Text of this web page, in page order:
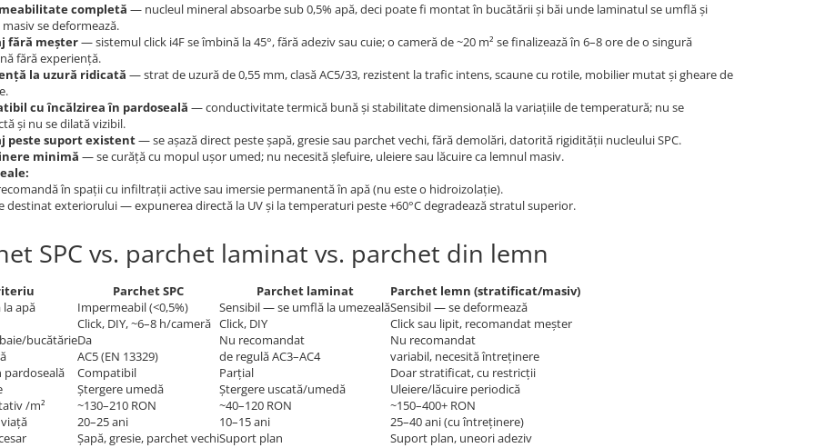
completă — nucleul mineral absoarbe sub 0,5% apă, deci poate fi montat în bucătării și băi unde laminatul se umflă și
se deformează.
fără meșter— sistemul click i4F se îmbină la 45°, fără adeziv sau cuie; o cameră de ~20 m² se finalizează în 6–8 ore de o singură
fără experiență.
la uzură ridicată — strat de uzură de 0,55 mm, clasă AC5/33, rezistent la trafic intens, scaune cu rotile, mobilier mutat și gheare de
cu încălzirea în pardoseală — conductivitate termică bună și stabilitate dimensională la variațiile de temperatură; nu se
și nu se dilată vizibil.
peste suport existent— se așază direct peste șapă, gresie sau parchet vechi, fără demolări, datorită rigidității nucleului SPC.
minimă — se curăță cu mopul ușor umed; nu necesită șlefuire, uleiere sau lăcuire ca lemnul masiv.
în spații cu infiltrații active sau imersie permanentă în apă (nu este o hidroizolație).
destinat exteriorului — expunerea directă la UV și la temperaturi peste +60°C degradează stratul superior.
SPC vs. parchet laminat vs. parchet din lemn
Parchet SPC Parchet laminat
Parchet lemn (stratificat/masiv)
la apă
Impermeabil (<0,5%) Sensibil — se umflă la umezealăSensibil — se deformează
Click, DIY, ~6–8 h/cameră Click, DIY
Click sau lipit, recomandat meșter
bucătărieDa Nu recomandat
Nu recomandat
AC5 (EN 13329) de regulă AC3–AC4
variabil, necesită întreținere
pardoseală
Compatibil Parțial
Doar stratificat, cu restricții
Ștergere umedă Ștergere uscată/umedă
Uleiere/lăcuire periodică
/m²
~130–210 RON ~40–120 RON
~150–400+ RON
20–25 ani 10–15 ani
25–40 ani (cu întreținere)
Șapă, gresie, parchet vechiSuport plan
Suport plan, uneori adeziv